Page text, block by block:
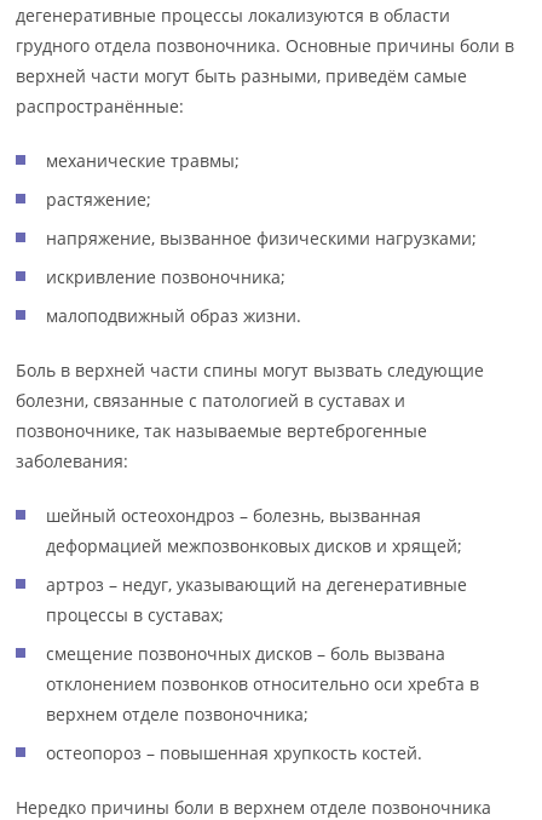
дегенеративные процессы локализуются в области
грудного отдела позвоночника. Основные причины боли в
верхней части могут быть разными, приведём самые
распространённые:
механические травмы;
растяжение;
напряжение, вызванное физическими нагрузками;
искривление позвоночника;
малоподвижный образ жизни.
Боль в верхней части спины могут вызвать следующие
болезни, связанные с патологией в суставах и
позвоночнике, так называемые вертеброгенные
заболевания:
шейный остеохондроз – болезнь, вызванная
деформацией межпозвонковых дисков и хрящей;
артроз – недуг, указывающий на дегенеративные
процессы в суставах;
смещение позвоночных дисков – боль вызвана
отклонением позвонков относительно оси хребта в
верхнем отделе позвоночника;
остеопороз – повышенная хрупкость костей.
Нередко причины боли в верхнем отделе позвоночника